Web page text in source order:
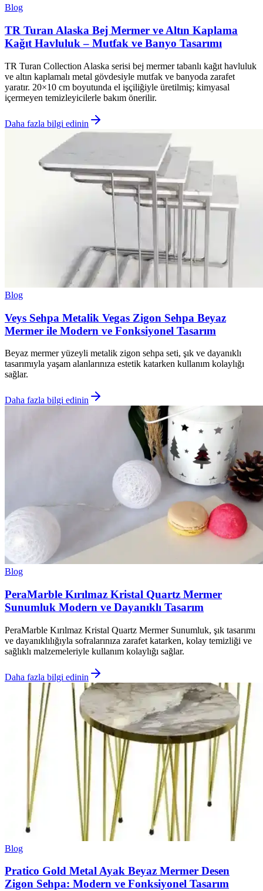
Blog
TR Turan Alaska Bej Mermer ve Altın Kaplama
Kağıt Havluluk – Mutfak ve Banyo Tasarımı
TR Turan Collection Alaska serisi bej mermer tabanlı kağıt havluluk
ve altın kaplamalı metal gövdesiyle mutfak ve banyoda zarafet
yaratır. 20×10 cm boyutunda el işçiliğiyle üretilmiş; kimyasal
içermeyen temizleyicilerle bakım önerilir.
Daha fazla bilgi edinin
Blog
Veys Sehpa Metalik Vegas Zigon Sehpa Beyaz
Mermer ile Modern ve Fonksiyonel Tasarım
Beyaz mermer yüzeyli metalik zigon sehpa seti, şık ve dayanıklı
tasarımıyla yaşam alanlarınıza estetik katarken kullanım kolaylığı
sağlar.
Daha fazla bilgi edinin
Blog
PeraMarble Kırılmaz Kristal Quartz Mermer
Sunumluk Modern ve Dayanıklı Tasarım
PeraMarble Kırılmaz Kristal Quartz Mermer Sunumluk, şık tasarımı
ve dayanıklılığıyla sofralarınıza zarafet katarken, kolay temizliği ve
sağlıklı malzemeleriyle kullanım kolaylığı sağlar.
Daha fazla bilgi edinin
Blog
Pratico Gold Metal Ayak Beyaz Mermer Desen
Zigon Sehpa: Modern ve Fonksiyonel Tasarım